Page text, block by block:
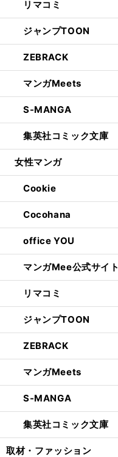
リマコミ
ジャンプTOON
ZEBRACK
マンガMeets
S-MANGA
集英社コミック文庫
女性マンガ
Cookie
Cocohana
office YOU
マンガMee公式サイト
リマコミ
ジャンプTOON
ZEBRACK
マンガMeets
S-MANGA
集英社コミック文庫
取材・ファッション